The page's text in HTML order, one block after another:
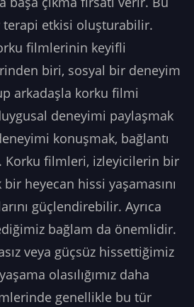
etkisi oluşturabilir.
filmlerinin keyifli
biri, sosyal bir deneyim
arkadaşla korku filmi
deneyimi paylaşmak
konuşmak, bağlantı
Korku filmleri, izleyicilerin bir
heyecan hissi yaşamasını
güçlendirebilir. Ayrıca
bağlam da önemlidir.
veya güçsüz hissettiğimiz
olasılığımız daha
genellikle bu tür